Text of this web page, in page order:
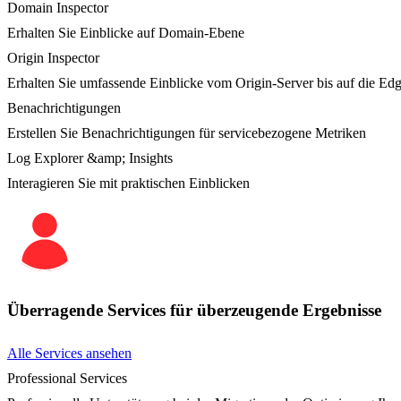
Domain Inspector
Erhalten Sie Einblicke auf Domain-Ebene
Origin Inspector
Erhalten Sie umfassende Einblicke vom Origin-Server bis auf die
Benachrichtigungen
Erstellen Sie Benachrichtigungen für servicebezogene Metriken
Log Explorer &amp; Insights
Interagieren Sie mit praktischen Einblicken
Überragende Services für überzeugende Ergebnisse
Alle Services ansehen
Professional Services